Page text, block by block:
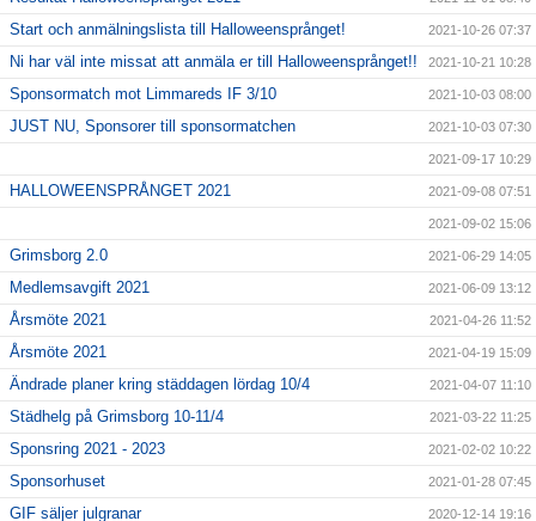
Start och anmälningslista till Halloweensprånget! 2021-10-26 07:37
Ni har väl inte missat att anmäla er till Halloweensprånget!! 2021-10-21 10:28
Sponsormatch mot Limmareds IF 3/10 2021-10-03 08:00
JUST NU, Sponsorer till sponsormatchen 2021-10-03 07:30
2021-09-17 10:29
HALLOWEENSPRÅNGET 2021 2021-09-08 07:51
2021-09-02 15:06
Grimsborg 2.0 2021-06-29 14:05
Medlemsavgift 2021 2021-06-09 13:12
Årsmöte 2021 2021-04-26 11:52
Årsmöte 2021 2021-04-19 15:09
Ändrade planer kring städdagen lördag 10/4 2021-04-07 11:10
Städhelg på Grimsborg 10-11/4 2021-03-22 11:25
Sponsring 2021 - 2023 2021-02-02 10:22
Sponsorhuset 2021-01-28 07:45
GIF säljer julgranar 2020-12-14 19:16